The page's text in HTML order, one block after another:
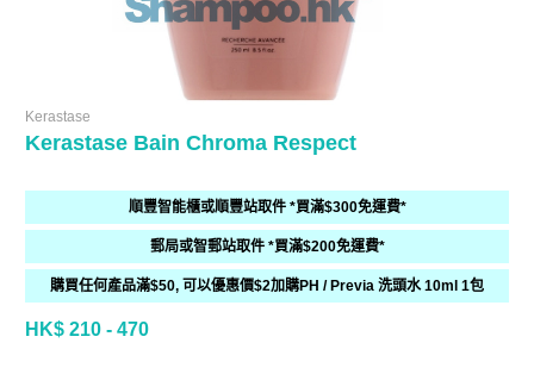
Kerastase
Kerastase Bain Chroma Respect
順豐智能櫃或順豐站取件 *買滿$300免運費*
郵局或智郵站取件 *買滿$200免運費*
購買任何產品滿$50, 可以優惠價$2加購PH / Previa 洗頭水 10ml 1包
HK$ 210 - 470